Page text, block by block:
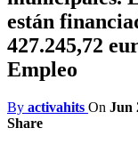
están
427.245,72
Empleo
By activahits On Jun
Share